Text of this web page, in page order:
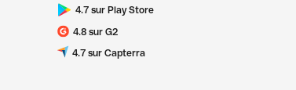
4.7 sur Play Store
4.8 sur G2
4.7 sur Capterra